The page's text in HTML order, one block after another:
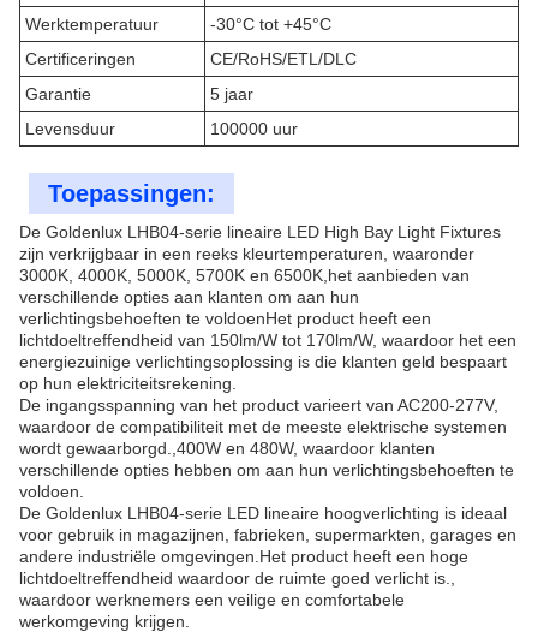
Werktemperatuur
-30°C tot +45°C
Certificeringen
CE/RoHS/ETL/DLC
Garantie
5 jaar
Levensduur
100000 uur
Toepassingen:
De Goldenlux LHB04-serie lineaire LED High Bay Light Fixtures
zijn verkrijgbaar in een reeks kleurtemperaturen, waaronder
3000K, 4000K, 5000K, 5700K en 6500K,het aanbieden van
verschillende opties aan klanten om aan hun
verlichtingsbehoeften te voldoenHet product heeft een
lichtdoeltreffendheid van 150lm/W tot 170lm/W, waardoor het een
energiezuinige verlichtingsoplossing is die klanten geld bespaart
op hun elektriciteitsrekening.
De ingangsspanning van het product varieert van AC200-277V,
waardoor de compatibiliteit met de meeste elektrische systemen
wordt gewaarborgd.,400W en 480W, waardoor klanten
verschillende opties hebben om aan hun verlichtingsbehoeften te
voldoen.
De Goldenlux LHB04-serie LED lineaire hoogverlichting is ideaal
voor gebruik in magazijnen, fabrieken, supermarkten, garages en
andere industriële omgevingen.Het product heeft een hoge
lichtdoeltreffendheid waardoor de ruimte goed verlicht is.,
waardoor werknemers een veilige en comfortabele
werkomgeving krijgen.